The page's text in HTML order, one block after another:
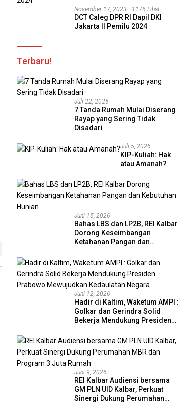
November 17, 2023 1176 Lihat
DCT Caleg DPR RI Dapil DKI
Jakarta II Pemilu 2024
Terbaru!
Juli 22, 2026
7 Tanda Rumah Mulai Diserang
Rayap yang Sering Tidak
Disadari
Juli 5, 2026
KIP-Kuliah: Hak
atau Amanah?
Juni 15, 2026
Bahas LBS dan LP2B, REI Kalbar
Dorong Keseimbangan
Ketahanan Pangan dan
Juni 12, 2026
Hadir di Kaltim, Waketum AMPI :
Golkar dan Gerindra Solid
Bekerja Mendukung Presiden
Kedaulatan Negara
Juni 9, 2026
REI Kalbar Audiensi bersama
GM PLN UID Kalbar, Perkuat
Sinergi Dukung Perumahan